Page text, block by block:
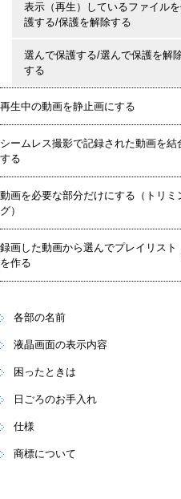
表示（再生）しているファイル
護する/保護を解除する
選んで保護する/選んで保護を解
する
再生中の動画を静止画にする
シームレス撮影で記録された動画を結
する
動画を必要な部分だけにする（トリミ
グ）
録画した動画から選んでプレイリスト
を作る
各部の名前
液晶画面の表示内容
困ったときは
日ごろのお手入れ
仕様
商標について